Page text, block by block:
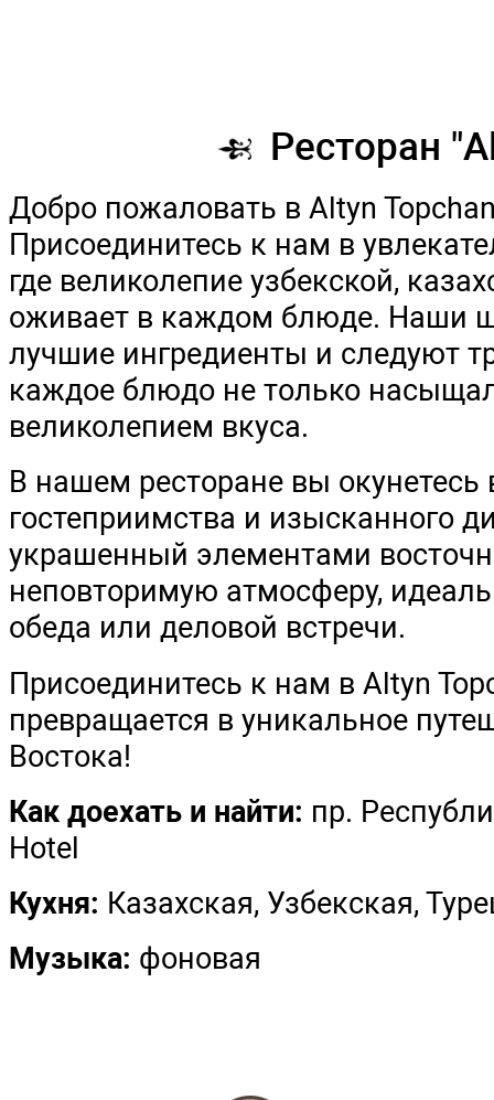
Добро пожаловать в
Присоединитесь к нам в
где великолепие
оживает в каждом
лучшие ингредиенты и
каждое блюдо не
великолепием вкуса.
В нашем ресторане вы
гостеприимства и
украшенный элементами
неповторимую